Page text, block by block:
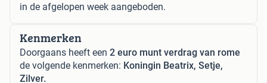
in de afgelopen week aangeboden.
Kenmerken
Doorgaans heeft een 2 euro munt verdrag van rome
de volgende kenmerken: Koningin Beatrix, Setje,
Zilver.